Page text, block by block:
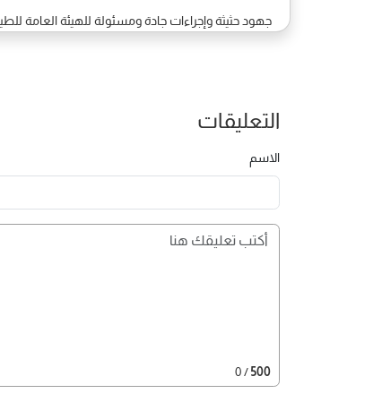
جهود حثيثة وإجراءات جادة ومسئولة للهيئة العامة
التعليقات
الاسم
500
/ 0